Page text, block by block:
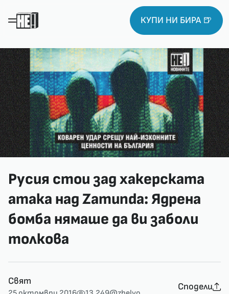
КУПИ НИ БИРА 🍺
Русия стои зад хакерската
атака над Zamunda: Ядрена
бомба нямаше да ви заболи
толкова
Свят
Сподели